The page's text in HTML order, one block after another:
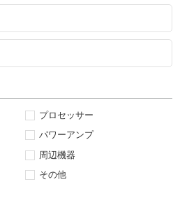
プロセッサー
パワーアンプ
周辺機器
その他